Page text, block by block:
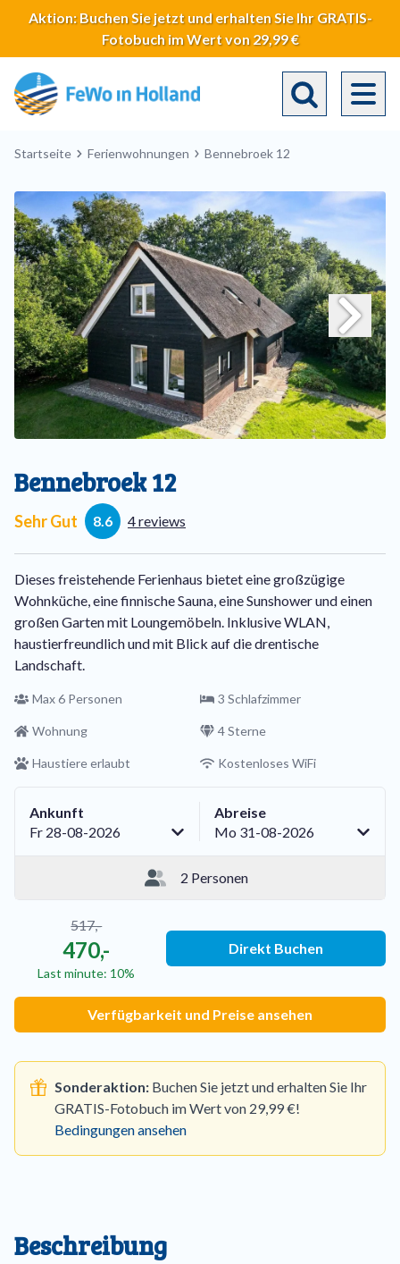
Direkt
Inhalt
Aktion: Buchen Sie jetzt und erhalten Sie Ihr GRATIS-
Fotobuch im Wert von 29,99 €
Toggle search
Breadcrumb
Startseite Ferienwohnungen Bennebroek 12
Bennebroek 12
Sehr Gut 8.6 4 reviews
Dieses freistehende Ferienhaus bietet eine großzügige
Wohnküche, eine finnische Sauna, eine Sunshower und einen
großen Garten mit Loungemöbeln. Inklusive WLAN,
haustierfreundlich und mit Blick auf die drentische
Landschaft.
Max 6 Personen 3 Schlafzimmer
Wohnung 4 Sterne
Haustiere erlaubt Kostenloses WiFi
Ankunft
Fr 28-08-2026
Abreise
Mo 31-08-2026
2 Personen
517,-
470,-
Last minute: 10%
Direkt Buchen
Verfügbarkeit und Preise ansehen
Sonderaktion: Buchen Sie jetzt und erhalten Sie Ihr
GRATIS-Fotobuch im Wert von 29,99 €!
Bedingungen ansehen
Beschreibung